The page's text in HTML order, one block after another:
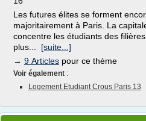
Les futures élites se forment
majoritairement à Paris. La
concentre les étudiants des
plus... [suite...]
→ 9 Articles pour ce thème
Voir également :
Logement Etudiant Crous Paris 13